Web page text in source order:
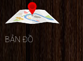
BẢN ĐỒ